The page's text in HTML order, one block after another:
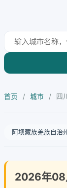
首页 / 城市 / 四
阿坝藏族羌族自治
2026年08